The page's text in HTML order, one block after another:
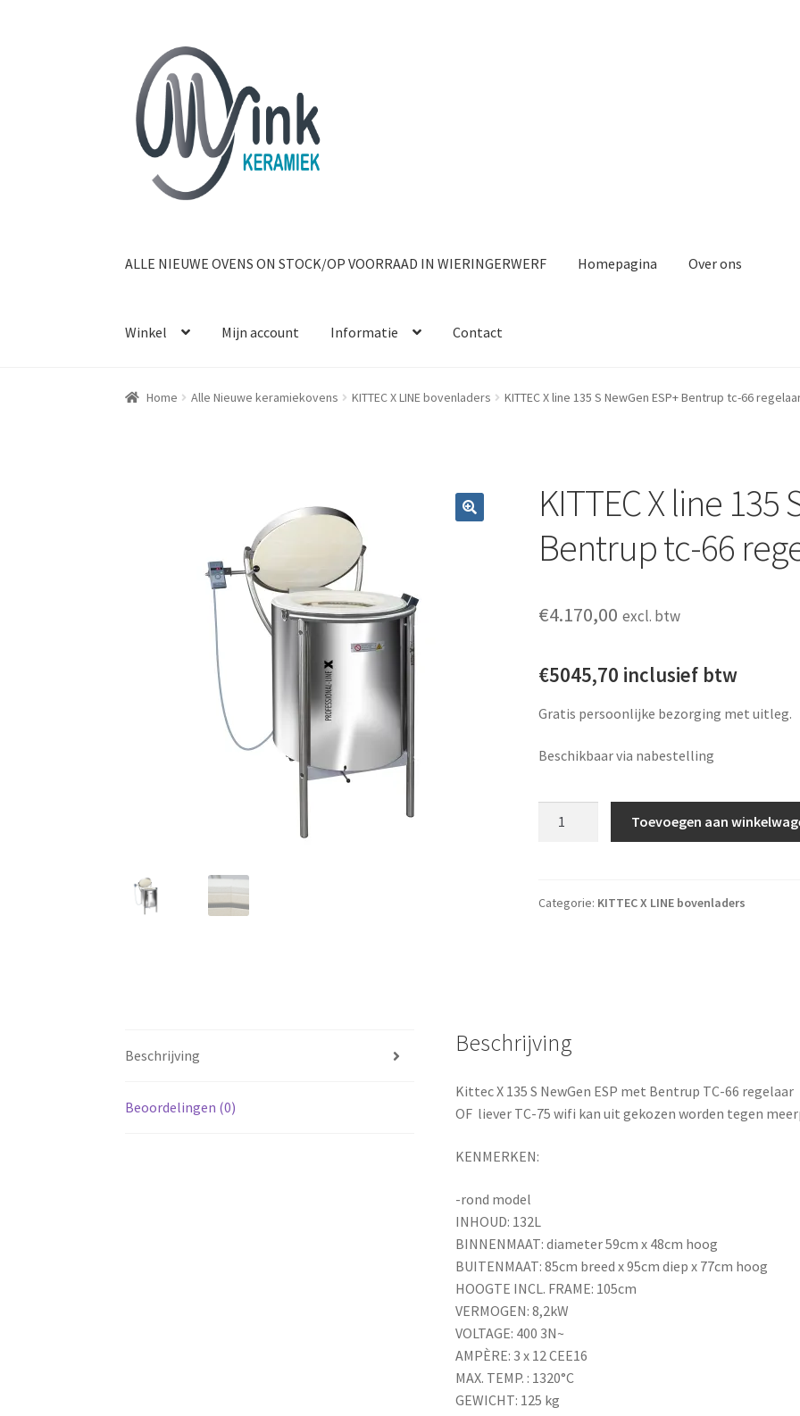
Ga door naar navigatie
Ga naar de inhoud
ALLE NIEUWE OVENS ON STOCK/OP VOORRAAD IN WIERINGERWERF Homepagina Over ons
Winkel Mijn account Informatie Contact
Home Alle Nieuwe keramiekovens KITTEC X LINE bovenladers KITTEC X line 135 S NewGen ESP+ Bentrup tc-66
KITTEC X line 135
Bentrup tc-66
€4.170,00 excl. btw
€5045,70 inclusief btw
Gratis persoonlijke bezorging met uitleg.
Beschikbaar via nabestelling
Toevoegen aan
Categorie: KITTEC X LINE bovenladers
Beschrijving
Beoordelingen (0)
Beschrijving
Kittec X 135 S NewGen ESP met Bentrup TC-66 regelaar
OF liever TC-75 wifi kan uit gekozen worden tegen
KENMERKEN:
-rond model
INHOUD: 132L
BINNENMAAT: diameter 59cm x 48cm hoog
BUITENMAAT: 85cm breed x 95cm diep x 77cm hoog
HOOGTE INCL. FRAME: 105cm
VERMOGEN: 8,2kW
VOLTAGE: 400 3N~
AMPÈRE: 3 x 12 CEE16
MAX. TEMP. : 1320°C
GEWICHT: 125 kg